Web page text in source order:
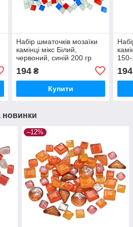
Набір шматочків мозаїки
камінці мікс Білий,
червоний, синій 200 гр
каміння для декору
194₴
Купити
194
новинки
–12%